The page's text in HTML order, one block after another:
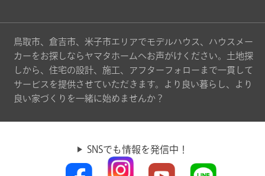
鳥取市、倉吉市、米子市エリアでモデルハウス、ハウスメー
カーをお探しならヤマタホームへお声がけください。土地探
しから、住宅の設計、施工、アフターフォローまで一貫して
サービスを提供させていただきます。より良い暮らし、より
良い家づくりを一緒に始めませんか？
SNSでも情報を発信中！